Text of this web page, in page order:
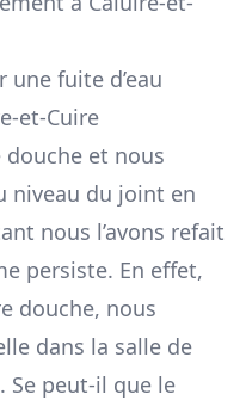
fuite d’eau
et-Cuire
douche et nous
niveau du joint en
nous l’avons refait
persiste. En effet,
douche, nous
dans la salle de
Se peut-il que le